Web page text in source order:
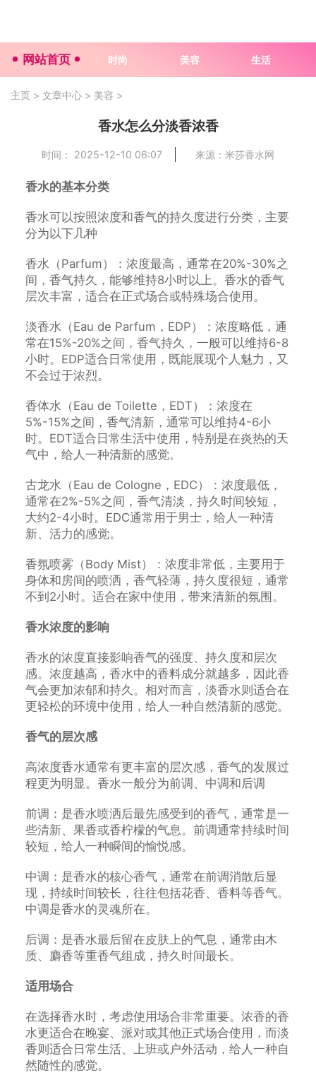
网站首页 时尚 美容 生活
主页 > 文章中心 > 美容 >
香水怎么分淡香浓香
时间： 2025-12-10 06:07 来源：米莎香水网
香水的基本分类
香水可以按照浓度和香气的持久度进行分类，主要
分为以下几种
香水（Parfum）：浓度最高，通常在20%-30%之
间，香气持久，能够维持8小时以上。香水的香气
层次丰富，适合在正式场合或特殊场合使用。
淡香水（Eau de Parfum，EDP）：浓度略低，通
常在15%-20%之间，香气持久，一般可以维持6-8
小时。EDP适合日常使用，既能展现个人魅力，又
不会过于浓烈。
香体水（Eau de Toilette，EDT）：浓度在
5%-15%之间，香气清新，通常可以维持4-6小
时。EDT适合日常生活中使用，特别是在炎热的天
气中，给人一种清新的感觉。
古龙水（Eau de Cologne，EDC）：浓度最低，
通常在2%-5%之间，香气清淡，持久时间较短，
大约2-4小时。EDC通常用于男士，给人一种清
新、活力的感觉。
香氛喷雾（Body Mist）：浓度非常低，主要用于
身体和房间的喷洒，香气轻薄，持久度很短，通常
不到2小时。适合在家中使用，带来清新的氛围。
香水浓度的影响
香水的浓度直接影响香气的强度、持久度和层次
感。浓度越高，香水中的香料成分就越多，因此香
气会更加浓郁和持久。相对而言，淡香水则适合在
更轻松的环境中使用，给人一种自然清新的感觉。
香气的层次感
高浓度香水通常有更丰富的层次感，香气的发展过
程更为明显。香水一般分为前调、中调和后调
前调：是香水喷洒后最先感受到的香气，通常是一
些清新、果香或香柠檬的气息。前调通常持续时间
较短，给人一种瞬间的愉悦感。
中调：是香水的核心香气，通常在前调消散后显
现，持续时间较长，往往包括花香、香料等香气。
中调是香水的灵魂所在。
后调：是香水最后留在皮肤上的气息，通常由木
质、麝香等重香气组成，持久时间最长。
适用场合
在选择香水时，考虑使用场合非常重要。浓香的香
水更适合在晚宴、派对或其他正式场合使用，而淡
香则适合日常生活、上班或户外活动，给人一种自
然随性的感觉。